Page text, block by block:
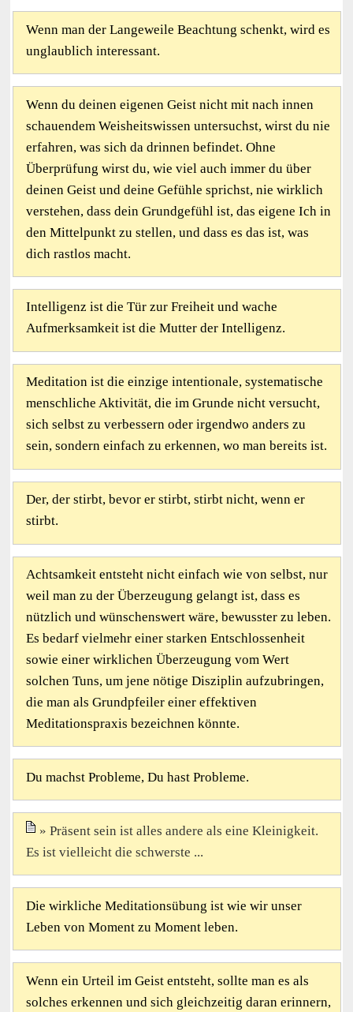
Wenn man der Langeweile Beachtung schenkt, wird es
unglaublich interessant.
Wenn du deinen eigenen Geist nicht mit nach innen
schauendem Weisheitswissen untersuchst, wirst du nie
erfahren, was sich da drinnen befindet. Ohne
Überprüfung wirst du, wie viel auch immer du über
deinen Geist und deine Gefühle sprichst, nie wirklich
verstehen, dass dein Grundgefühl ist, das eigene Ich in
den Mittelpunkt zu stellen, und dass es das ist, was
dich rastlos macht.
Intelligenz ist die Tür zur Freiheit und wache
Aufmerksamkeit ist die Mutter der Intelligenz.
Meditation ist die einzige intentionale, systematische
menschliche Aktivität, die im Grunde nicht versucht,
sich selbst zu verbessern oder irgendwo anders zu
sein, sondern einfach zu erkennen, wo man bereits ist.
Der, der stirbt, bevor er stirbt, stirbt nicht, wenn er
stirbt.
Achtsamkeit entsteht nicht einfach wie von selbst, nur
weil man zu der Überzeugung gelangt ist, dass es
nützlich und wünschenswert wäre, bewusster zu leben.
Es bedarf vielmehr einer starken Entschlossenheit
sowie einer wirklichen Überzeugung vom Wert
solchen Tuns, um jene nötige Disziplin aufzubringen,
die man als Grundpfeiler einer effektiven
Meditationspraxis bezeichnen könnte.
Du machst Probleme, Du hast Probleme.
Präsent sein ist alles andere als eine Kleinigkeit.
Es ist vielleicht die schwerste ...
Die wirkliche Meditationsübung ist wie wir unser
Leben von Moment zu Moment leben.
Wenn ein Urteil im Geist entsteht, sollte man es als
solches erkennen und sich gleichzeitig daran erinnern,